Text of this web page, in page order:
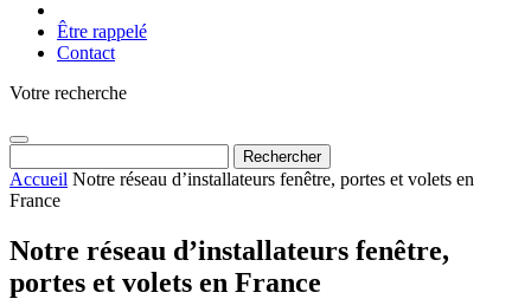
Être rappelé
Contact
Votre recherche
Accueil Notre réseau d’installateurs fenêtre, portes et volets en
France
Notre réseau d’installateurs fenêtre,
portes et volets en France